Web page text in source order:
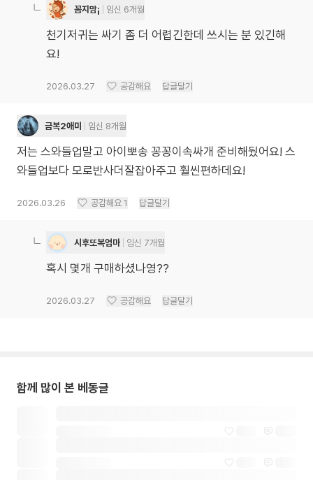
꼼지맘¡ 임신 6개월
천기저귀는 싸기 좀 더 어렵긴한데 쓰시는 분 있긴해
요!
2026.03.27 공감해요 답글달기
금복2애미 임신 8개월
저는 스와들업말고 아이뽀송 꽁꽁이속싸개 준비해뒀어요! 스
와들업보다 모로반사더잘잡아주고 훨씬편하데요!
2026.03.26 공감해요 1 답글달기
시후또복엄마 임신 7개월
혹시 몇개 구매하셨나영??
2026.03.27 공감해요 답글달기
함께 많이 본 베동글